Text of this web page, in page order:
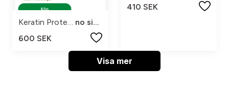
Keratin Protect
no size
600 SEK
410 SEK
Visa mer